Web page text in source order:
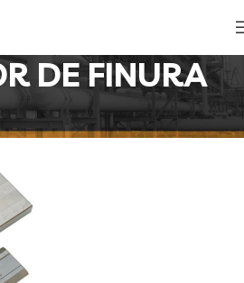
DE FINURA
“MEDIDOR DE FINURA”